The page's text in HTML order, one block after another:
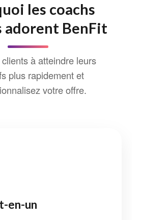
les coachs
BenFit
à atteindre leurs
plus rapidement et
votre offre.
en-un